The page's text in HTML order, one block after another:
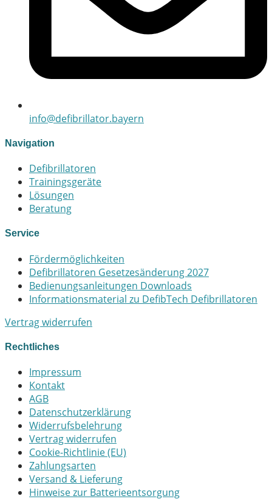
info@defibrillator.bayern
Navigation
Defibrillatoren
Trainingsgeräte
Lösungen
Beratung
Service
Fördermöglichkeiten
Defibrillatoren Gesetzesänderung 2027
Bedienungsanleitungen Downloads
Informationsmaterial zu DefibTech Defibrillatoren
Vertrag widerrufen
Rechtliches
Impressum
Kontakt
AGB
Datenschutzerklärung
Widerrufsbelehrung
Vertrag widerrufen
Cookie-Richtlinie (EU)
Zahlungsarten
Versand & Lieferung
Hinweise zur Batterieentsorgung